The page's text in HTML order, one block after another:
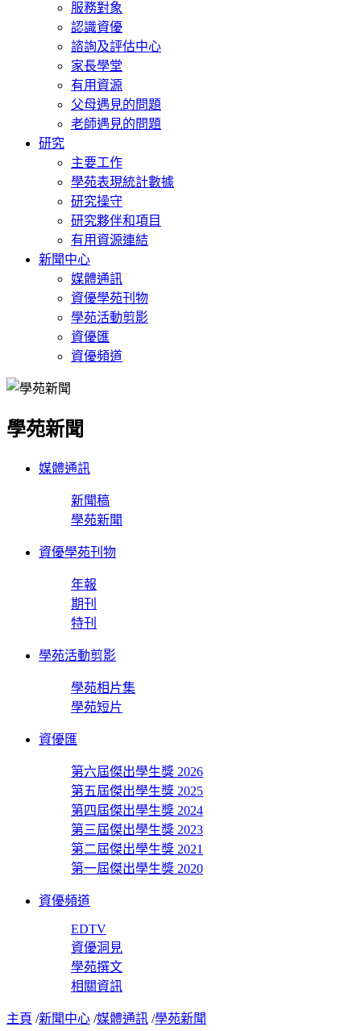
服務對象
認識資優
諮詢及評估中心
家長學堂
有用資源
父母遇見的問題
老師遇見的問題
研究
主要工作
學苑表現統計數據
研究操守
研究夥伴和項目
有用資源連結
新聞中心
媒體通訊
資優學苑刊物
學苑活動剪影
資優匯
資優頻道
學苑新聞
媒體通訊
新聞稿
學苑新聞
資優學苑刊物
年報
期刊
特刊
學苑活動剪影
學苑相片集
學苑短片
資優匯
第六屆傑出學生獎 2026
第五屆傑出學生獎 2025
第四屆傑出學生獎 2024
第三屆傑出學生獎 2023
第二屆傑出學生獎 2021
第一屆傑出學生獎 2020
資優頻道
EDTV
資優洞見
學苑撰文
相關資訊
主頁 /新聞中心 /媒體通訊 /學苑新聞